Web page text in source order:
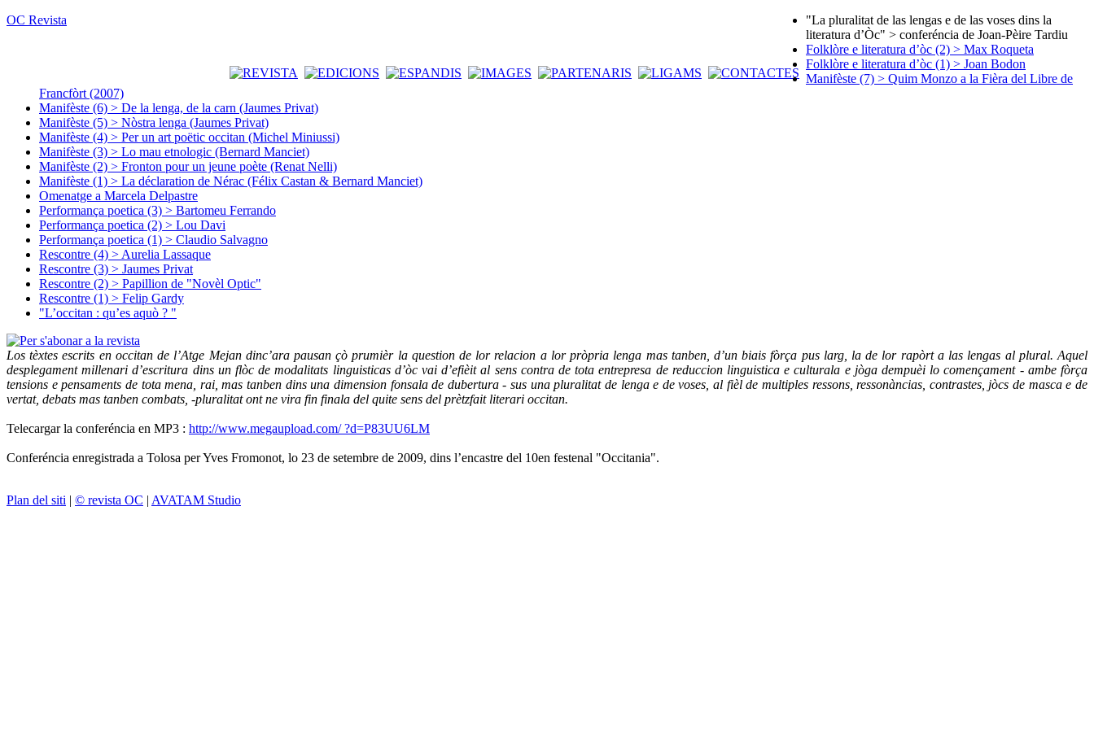
OC Revista
"La pluralitat de las lengas e de las voses dins la
literatura d’Òc" > conferéncia de Joan-Pèire Tardiu
Folklòre e literatura d’òc (2) > Max Roqueta
Folklòre e literatura d’òc (1) > Joan Bodon
Manifèste (7) > Quim Monzo a la Fièra del Libre de
Francfòrt (2007)
Manifèste (6) > De la lenga, de la carn (Jaumes Privat)
Manifèste (5) > Nòstra lenga (Jaumes Privat)
Manifèste (4) > Per un art poëtic occitan (Michel Miniussi)
Manifèste (3) > Lo mau etnologic (Bernard Manciet)
Manifèste (2) > Fronton pour un jeune poète (Renat Nelli)
Manifèste (1) > La déclaration de Nérac (Félix Castan & Bernard Manciet)
Omenatge a Marcela Delpastre
Performança poetica (3) > Bartomeu Ferrando
Performança poetica (2) > Lou Davi
Performança poetica (1) > Claudio Salvagno
Rescontre (4) > Aurelia Lassaque
Rescontre (3) > Jaumes Privat
Rescontre (2) > Papillion de "Novèl Optic"
Rescontre (1) > Felip Gardy
"L’occitan : qu’es aquò ? "
Los tèxtes escrits en occitan de l’Atge Mejan dinc’ara pausan çò prumièr la question de lor relacion a lor pròpria lenga mas tanben, d’un biais fòrça pus larg, la de lor rapòrt a las lengas al plural. Aquel
desplegament millenari d’escritura dins un flòc de modalitats linguisticas d’òc vai d’efièit al sens contra de tota entrepresa de reduccion linguistica e culturala e jòga dempuèi lo començament - ambe fòrça
tensions e pensaments de tota mena, rai, mas tanben dins una dimension fonsala de dubertura - sus una pluralitat de lenga e de voses, al fièl de multiples ressons, ressonàncias, contrastes, jòcs de masca e de
vertat, debats mas tanben combats, -pluralitat ont ne vira fin finala del quite sens del prètzfait literari occitan.
Telecargar la conferéncia en MP3 : http://www.megaupload.com/ ?d=P83UU6LM
Conferéncia enregistrada a Tolosa per Yves Fromonot, lo 23 de setembre de 2009, dins l’encastre del 10en festenal "Occitania".
Plan del siti | © revista OC | AVATAM Studio